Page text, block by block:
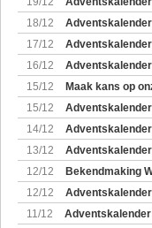
18/12
17/12
16/12
15/12
Maak kans op
15/12
14/12
13/12
12/12
Bekendmaking
12/12
11/12